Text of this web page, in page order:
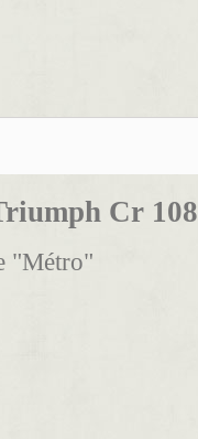
Cr 108
"Métro"